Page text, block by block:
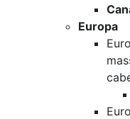
Europa